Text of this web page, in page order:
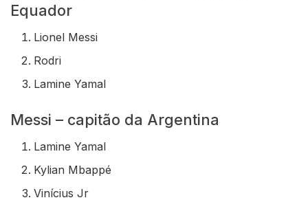
Equador
Lionel Messi
Rodri
Lamine Yamal
Messi – capitão da Argentina
Lamine Yamal
Kylian Mbappé
Vinícius Jr